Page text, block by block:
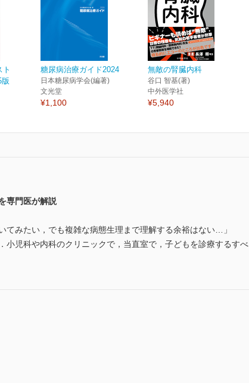
ト
版
糖尿病治療ガイド2024
日本糖尿病学会(編著)
文光堂
¥1,100
無敵の腎臓内科
谷口 智基(著)
中外医学社
¥5,940
専門医が解説
てみたい，でも複雑な病態生理まで理解する余裕はない…」
児科や内科のクリニックで，当直室で，子どもを診療するすべ